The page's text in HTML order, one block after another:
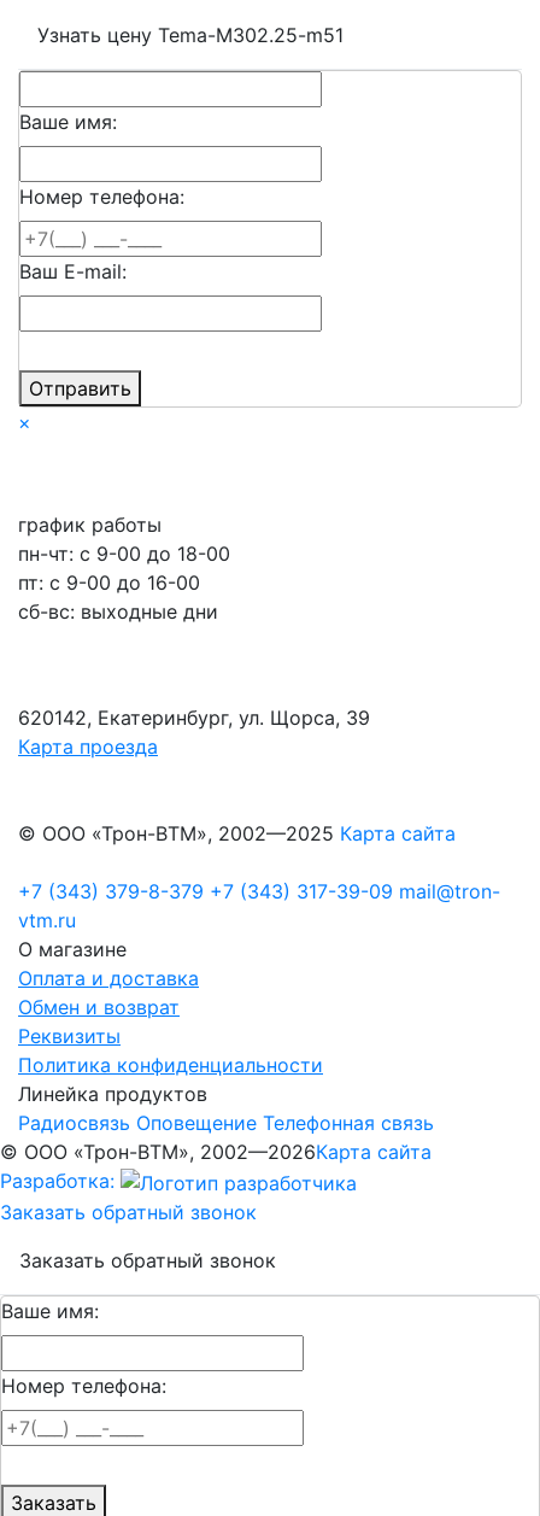
Узнать цену Tema-M302.25-m51
Ваше имя:
Номер телефона:
Ваш E-mail:
Отправить
×
график работы
пн-чт: c 9-00 до 18-00
пт: с 9-00 до 16-00
сб-вс: выходные дни
620142, Екатеринбург, ул. Щорса, 39
Карта проезда
© ООО «Трон-ВТМ», 2002—2025 Карта сайта
+7 (343) 379-8-379 +7 (343) 317-39-09 mail@tron-
vtm.ru
О магазине
Оплата и доставка
Обмен и возврат
Реквизиты
Политика конфиденциальности
Линейка продуктов
Радиосвязь Оповещение Телефонная связь
© ООО «Трон-ВТМ», 2002—2026Карта сайта
Разработка:
Заказать обратный звонок
Заказать обратный звонок
Ваше имя:
Номер телефона:
Заказать